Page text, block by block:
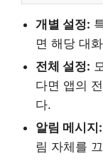
개별 설정:
면 해당 대
전체 설정:
다면 앱의
다.
알림 메시지:
림 자체를